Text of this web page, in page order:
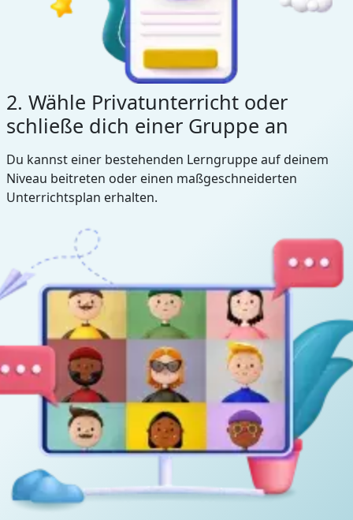
2. Wähle Privatunterricht oder
schließe dich einer Gruppe an
Du kannst einer bestehenden Lerngruppe auf deinem
Niveau beitreten oder einen maßgeschneiderten
Unterrichtsplan erhalten.